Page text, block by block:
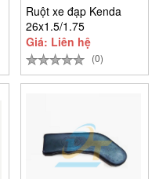
Ruột xe đạp Kenda
26x1.5/1.75
Giá: Liên hệ
(0)